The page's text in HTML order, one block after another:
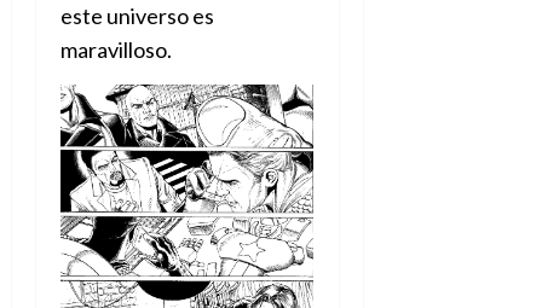
este universo es
maravilloso.